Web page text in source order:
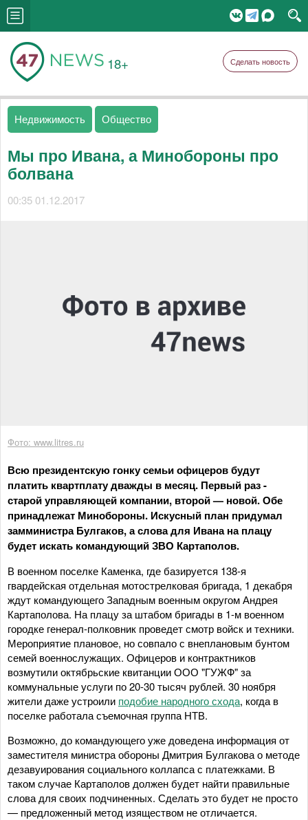
18+ Сделать новость
Недвижимость Общество
Мы про Ивана, а Минобороны про
болвана
00:35 01.12.2017
Фото: www.litres.ru
Всю президентскую гонку семьи офицеров будут
платить квартплату дважды в месяц. Первый раз -
старой управляющей компании, второй — новой. Обе
принадлежат Минобороны. Искусный план придумал
замминистра Булгаков, а слова для Ивана на плацу
будет искать командующий ЗВО Картаполов.
В военном поселке Каменка, где базируется 138-я
гвардейская отдельная мотострелковая бригада, 1 декабря
ждут командующего Западным военным округом Андрея
Картаполова. На плацу за штабом бригады в 1-м военном
городке генерал-полковник проведет смотр войск и техники.
Мероприятие плановое, но совпало с внеплановым бунтом
семей военнослужащих. Офицеров и контрактников
возмутили октябрьские квитанции ООО "ГУЖФ" за
коммунальные услуги по 20-30 тысяч рублей. 30 ноября
жители даже устроили подобие народного схода, когда в
поселке работала съемочная группа НТВ.
Возможно, до командующего уже доведена информация от
заместителя министра обороны Дмитрия Булгакова о методе
дезавуирования социального коллапса с платежками. В
таком случае Картаполов должен будет найти правильные
слова для своих подчиненных. Сделать это будет не просто
— предложенный метод изяществом не отличается.